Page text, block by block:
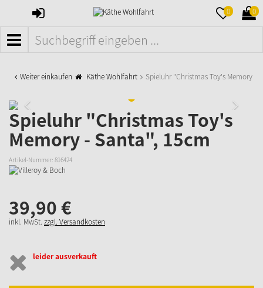
ANMELDEN 0 0
MENÜ
Weiter einkaufen Käthe Wohlfahrt Spieluhr "Christmas Toy's Memory -
Spieluhr "Christmas Toy's
Memory - Santa", 15cm
Artikel-Nummer: 816424
39,90€
inkl. MwSt. zzgl. Versandkosten
leider ausverkauft